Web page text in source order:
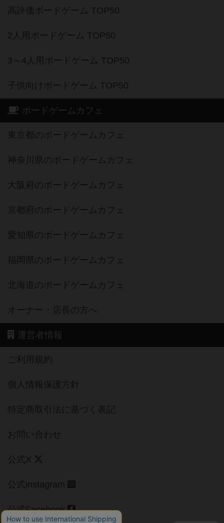
高評価ボードゲーム TOP50
2人用ボードゲーム TOP50
3～4人用ボードゲーム TOP50
子供向けボードゲーム TOP50
ボードゲームカフェ
東京都のボードゲームカフェ
神奈川県のボードゲームカフェ
大阪府のボードゲームカフェ
京都府のボードゲームカフェ
愛知県のボードゲームカフェ
福岡県のボードゲームカフェ
北海道のボードゲームカフェ
オーナー・店長の方へ
運営者情報
ご利用規約
個人情報保護方針
特定商取引法に基づく表記
お問い合わせ
公式X
公式instagram
公式Facebook